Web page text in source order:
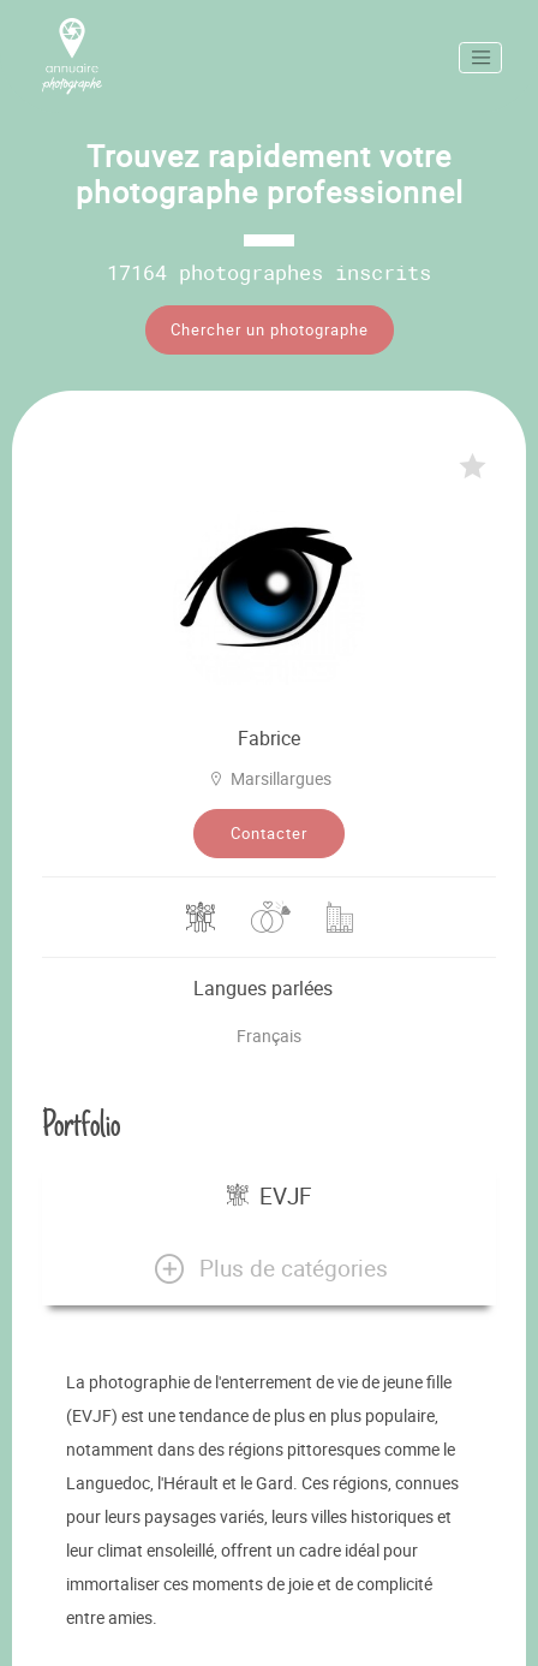
Trouvez rapidement votre
photographe professionnel
17164 photographes inscrits
Chercher un photographe
Fabrice
Marsillargues
Contacter
Langues parlées
Français
Portfolio
EVJF
Plus de catégories
La photographie de l'enterrement de vie de jeune fille
(EVJF) est une tendance de plus en plus populaire,
notamment dans des régions pittoresques comme le
Languedoc, l'Hérault et le Gard. Ces régions, connues
pour leurs paysages variés, leurs villes historiques et
leur climat ensoleillé, offrent un cadre idéal pour
immortaliser ces moments de joie et de complicité
entre amies.